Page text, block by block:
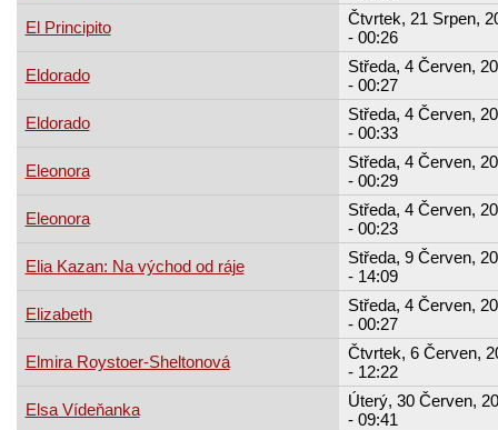
El Principito
Čtvrtek, 21 Srpen,
- 00:26
Eldorado
Středa, 4 Červen,
- 00:27
Eldorado
Středa, 4 Červen,
- 00:33
Eleonora
Středa, 4 Červen,
- 00:29
Eleonora
Středa, 4 Červen,
- 00:23
Elia Kazan: Na východ od ráje
Středa, 9 Červen,
- 14:09
Elizabeth
Středa, 4 Červen,
- 00:27
Elmira Roystoer-Sheltonová
Čtvrtek, 6 Červen,
- 12:22
Elsa Vídeňanka
Úterý, 30 Červen,
- 09:41